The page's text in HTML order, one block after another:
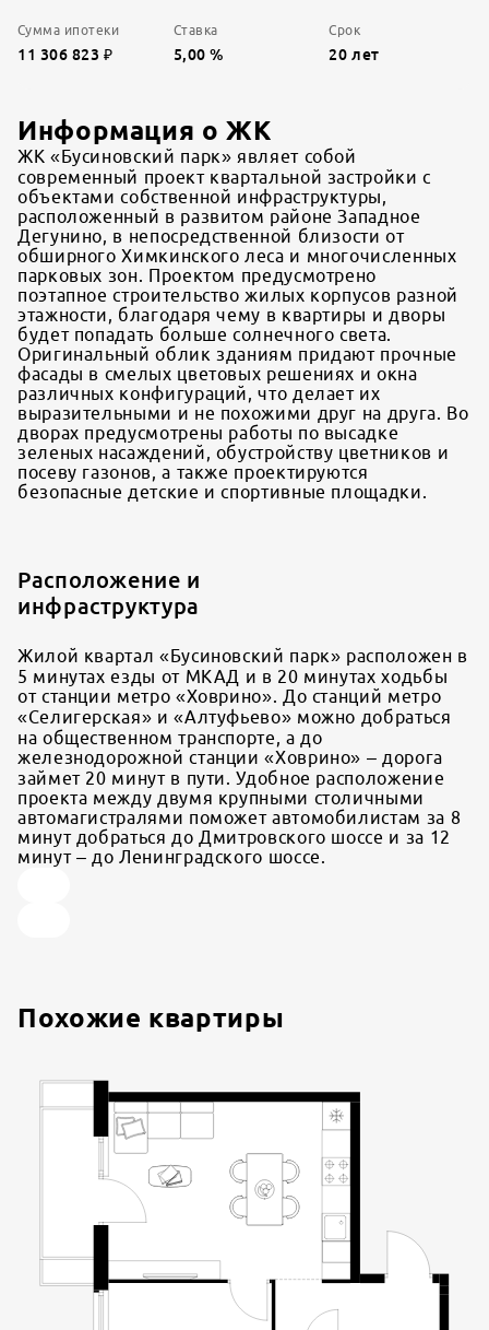
Сумма ипотеки
11 306 823 ₽
Ставка
5,00 %
Срок
20 лет
Информация о ЖК
ЖК «Бусиновский парк» являет собой
современный проект квартальной застройки с
объектами собственной инфраструктуры,
расположенный в развитом районе Западное
Дегунино, в непосредственной близости от
обширного Химкинского леса и многочисленных
парковых зон. Проектом предусмотрено
поэтапное строительство жилых корпусов разной
этажности, благодаря чему в квартиры и дворы
будет попадать больше солнечного света.
Оригинальный облик зданиям придают прочные
фасады в смелых цветовых решениях и окна
различных конфигураций, что делает их
выразительными и не похожими друг на друга. Во
дворах предусмотрены работы по высадке
зеленых насаждений, обустройству цветников и
посеву газонов, а также проектируются
безопасные детские и спортивные площадки.
Расположение и
инфраструктура
Жилой квартал «Бусиновский парк» расположен в
5 минутах езды от МКАД и в 20 минутах ходьбы
от станции метро «Ховрино». До станций метро
«Селигерская» и «Алтуфьево» можно добраться
на общественном транспорте, а до
железнодорожной станции «Ховрино» – дорога
займет 20 минут в пути. Удобное расположение
проекта между двумя крупными столичными
автомагистралями поможет автомобилистам за 8
минут добраться до Дмитровского шоссе и за 12
минут – до Ленинградского шоссе.
Похожие квартиры